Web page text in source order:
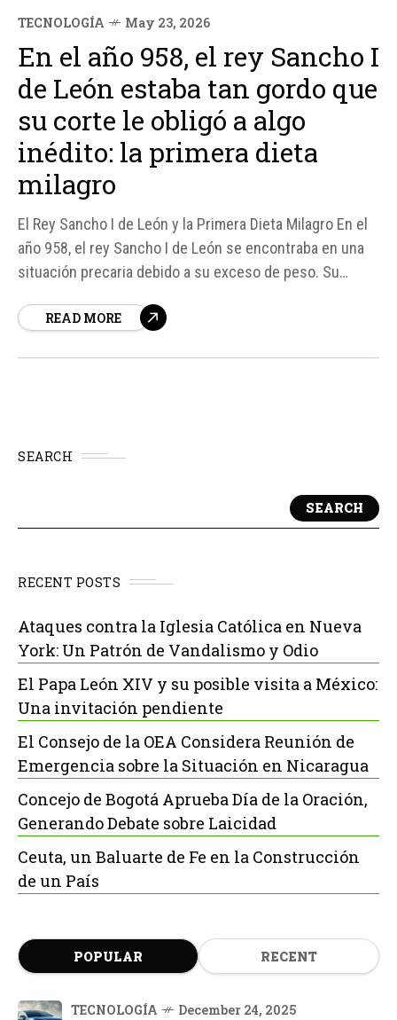
TECNOLOGÍA May 23, 2026
En el año 958, el rey Sancho I
de León estaba tan gordo que
su corte le obligó a algo
inédito: la primera dieta
milagro
El Rey Sancho I de León y la Primera Dieta Milagro En el
año 958, el rey Sancho I de León se encontraba en una
situación precaria debido a su exceso de peso. Su
alrededor de 240 kilos, no solo afectaba su salud,...
READ MORE
SEARCH
SEARCH
RECENT POSTS
Ataques contra la Iglesia Católica en Nueva
York: Un Patrón de Vandalismo y Odio
El Papa León XIV y su posible visita a México:
Una invitación pendiente
El Consejo de la OEA Considera Reunión de
Emergencia sobre la Situación en Nicaragua
Concejo de Bogotá Aprueba Día de la Oración,
Generando Debate sobre Laicidad
Ceuta, un Baluarte de Fe en la Construcción
de un País
POPULAR RECENT
TECNOLOGÍA December 24, 2025